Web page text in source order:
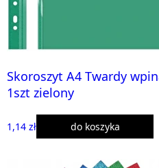
Skoroszyt A4 Twardy
1szt zielony
1,14 zł do koszyka